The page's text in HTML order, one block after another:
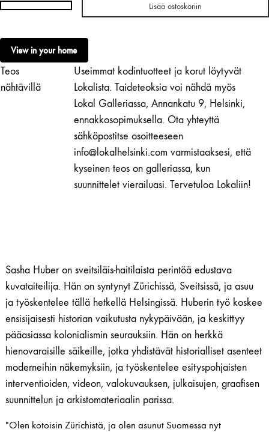
Sasha
|
Sun
#29
määrä
Lisää ostoskoriin
View in your home
Teos
nähtävillä
Useimmat kodintuotteet ja korut löytyvät
Lokalista. Taideteoksia voi nähdä myös
Lokal Galleriassa, Annankatu 9, Helsinki,
ennakkosopimuksella. Ota yhteyttä
sähköpostitse osoitteeseen
info@lokalhelsinki.com varmistaaksesi, että
kyseinen teos on galleriassa, kun
suunnittelet vierailuasi. Tervetuloa Lokaliin!
Sasha Huber on sveitsiläis-haitilaista perintöä edustava
kuvataiteilija. Hän on syntynyt Zürichissä, Sveitsissä, ja asuu
ja työskentelee tällä hetkellä Helsingissä. Huberin työ koskee
ensisijaisesti historian vaikutusta nykypäivään, ja keskittyy
pääasiassa kolonialismin seurauksiin. Hän on herkkä
hienovaraisille säikeille, jotka yhdistävät historialliset asenteet
moderneihin näkemyksiin, ja työskentelee esityspohjaisten
interventioiden, videon, valokuvauksen, julkaisujen, graafisen
suunnittelun ja arkistomateriaalin parissa.
"Olen kotoisin Zürichistä, ja olen asunut Suomessa nyt